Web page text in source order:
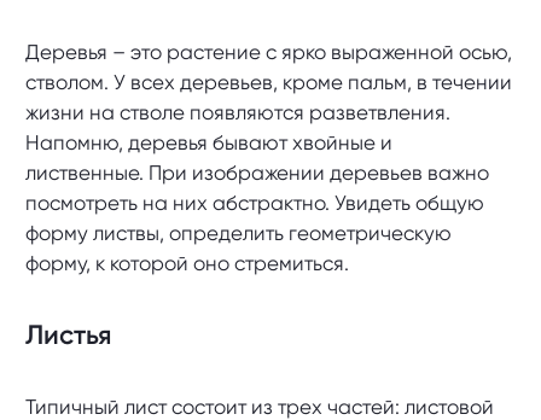
Деревья – это растение с ярко выраженной осью,
стволом. У всех деревьев, кроме пальм, в течении
жизни на стволе появляются разветвления.
Напомню, деревья бывают хвойные и
лиственные. При изображении деревьев важно
посмотреть на них абстрактно. Увидеть общую
форму листвы, определить геометрическую
форму, к которой оно стремиться.
Листья
Типичный лист состоит из трех частей: листовой